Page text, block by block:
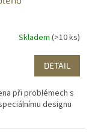
Skladem (>10 ks)
DETAIL
při problémech s
designu